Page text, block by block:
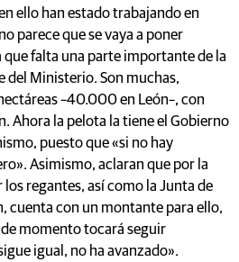
ello han estado trabajando en
parece que se vaya a poner
falta una parte importante de la
del Ministerio. Son muchas,
–40.000 en León–, con
Ahora la pelota la tiene el Gobierno
puesto que «si no hay
Asimismo, aclaran que por la
regantes, así como la Junta de
cuenta con un montante para ello,
momento tocará seguir
igual, no ha avanzado».